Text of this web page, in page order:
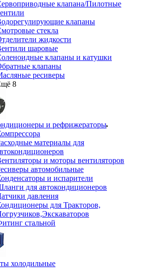
клапана/Пилотные
клапаны
стекла
жидкости
шаровые
клапаны и катушки
клапаны
ресиверы
8
и рефрижераторы
материалы для
и моторы вентиляторов
автомобильные
и испарители
для автокондиционеров
давления
для Тракторов,
стальной
холодильные